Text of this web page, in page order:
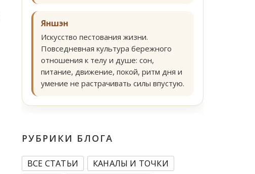
Яншэн
Искусство пестования жизни.
Повседневная культура бережного
отношения к телу и душе: сон,
питание, движение, покой, ритм дня и
умение не растрачивать силы впустую.
РУБРИКИ БЛОГА
ВСЕ СТАТЬИ
КАНАЛЫ И ТОЧКИ